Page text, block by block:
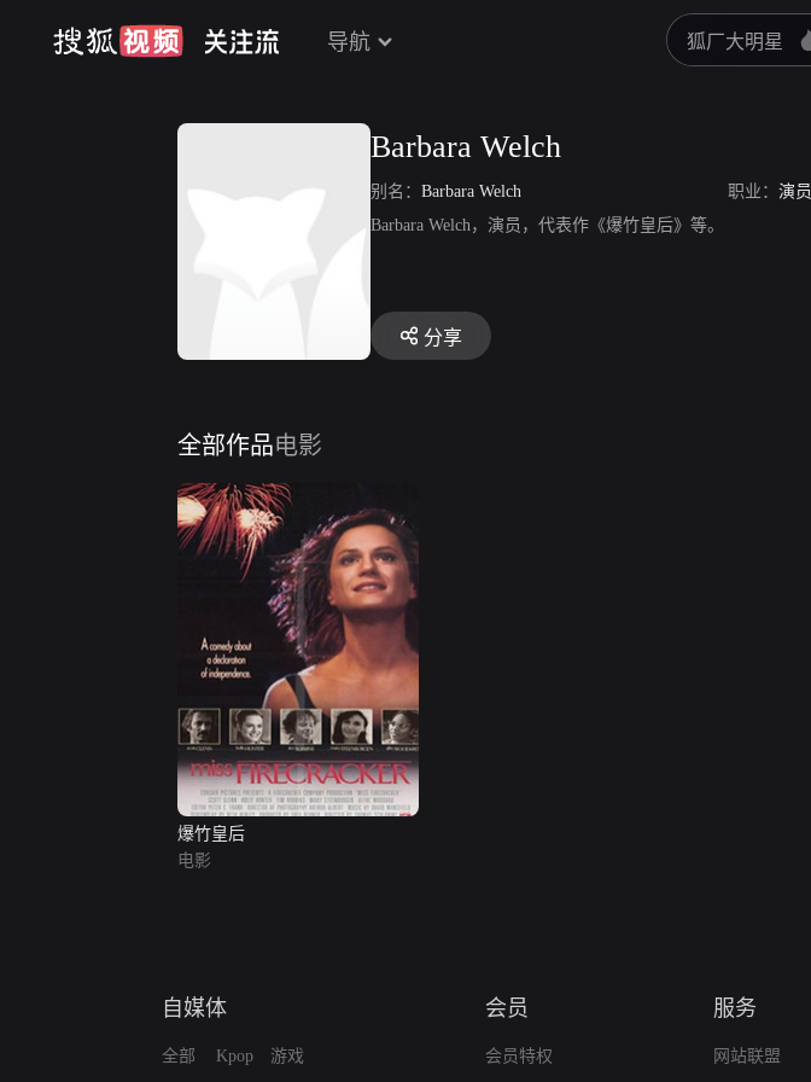
导航
Barbara Welch
别名： Barbara Welch 职业： 演员
Barbara Welch，演员，代表作《爆竹皇后》等。
分享
全部作品电影
爆竹皇后
电影
自媒体
全部 Kpop 游戏
会员
会员特权
服务
网站联盟